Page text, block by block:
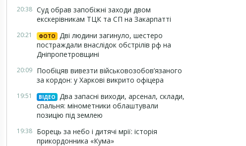
20:38 Суд обрав запобіжні заходи двом
екскерівникам ТЦК та СП на Закарпатті
20:21 ФОТО
Дві людини загинуло, шестеро
постраждали внаслідок обстрілів рф на
Дніпропетровщині
20:09 Пообіцяв вивезти військовозобов’язаного
за кордон: у Харкові викрито офіцера
19:51 ВІДЕО
Два запасні виходи, арсенал, склади,
спальня: мінометники облаштували
позицію під землею
19:38 Борець за небо і дитячі мрії: історія
прикордонника «Кума»